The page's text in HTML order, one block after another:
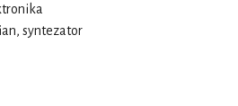
syntezator